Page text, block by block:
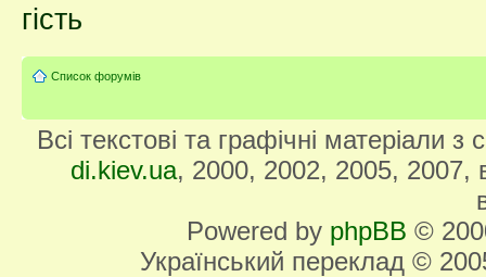
гість
Список форумів
Всі текстові та графічні матеріали
di.kiev.ua, 2000, 2002, 2005, 2007,
Powered by phpBB ©
Український переклад ©